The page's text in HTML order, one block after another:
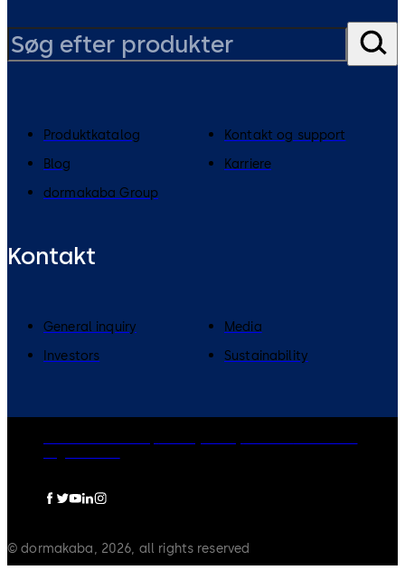
Produktkatalog
Kontakt og support
Blog
Karriere
dormakaba Group
Kontakt
General inquiry
Media
Investors
Sustainability
© dormakaba, 2026, all rights reserved